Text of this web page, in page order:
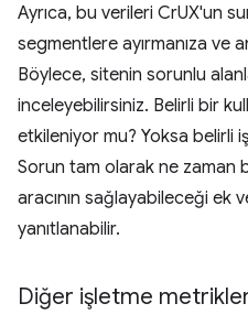
Ayrıca, bu verileri CrUX'un
segmentlere ayırmanıza ve
Böylece, sitenin sorunlu
inceleyebilirsiniz. Belirli bir
etkileniyor mu? Yoksa belirli
Sorun tam olarak ne zaman
aracının sağlayabileceği ek
yanıtlanabilir.
Diğer işletme